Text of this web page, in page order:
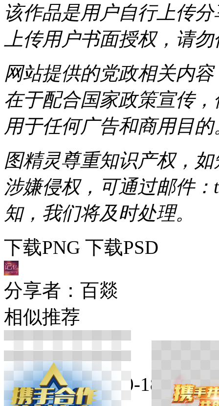
该作品是用户自行上传
上传用户书面授权，请
网站提供的党政相关内
在于配合国家政策宣传
用于任何广告和商用目的
图精灵尊重知识产权，
涉嫌侵权，可通过邮件：
知，我们将及时处理。
下载PNG 下载PSD
分享者：百燚
相似推荐
在线时间：9:00-18:00